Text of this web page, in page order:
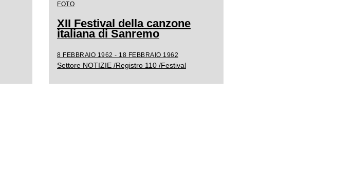
FOTO
XII Festival della canzone
italiana di Sanremo
8 FEBBRAIO 1962 - 18 FEBBRAIO 1962
Settore NOTIZIE /Registro 110 /Festival